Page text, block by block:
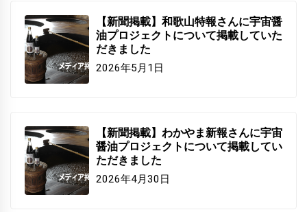
【新聞掲載】和歌山特報さんに宇宙醤
油プロジェクトについて掲載していた
だきました
2026年5月1日
【新聞掲載】わかやま新報さんに宇宙
醤油プロジェクトについて掲載してい
ただきました
2026年4月30日